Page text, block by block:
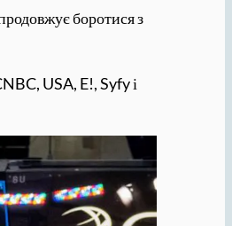
боротися з
USA, E!, Syfy і